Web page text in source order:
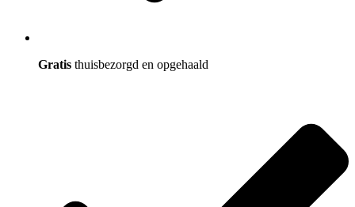
Gratis thuisbezorgd en opgehaald